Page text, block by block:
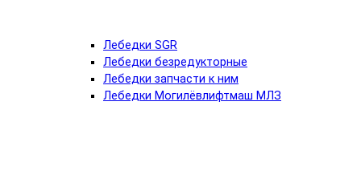
Лебедки SGR
Лебедки безредукторные
Лебедки запчасти к ним
Лебедки Могилёвлифтмаш МЛЗ